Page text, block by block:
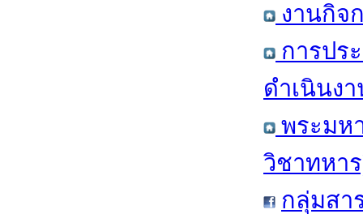
งานกิจ
การปร
ดำเนินง
พระมห
วิชาทหา
กลุ่มสา